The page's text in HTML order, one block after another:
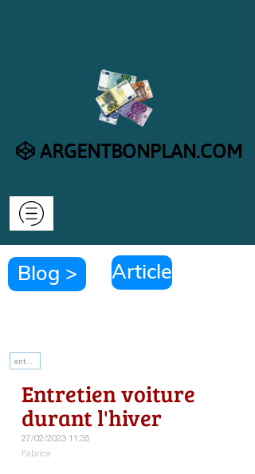
ARGENTBONPLA​​​​​​​N.COM
Entretien voiture
durant l'hiver
27/02/2023 11:35
Fabrice
Blog > Article